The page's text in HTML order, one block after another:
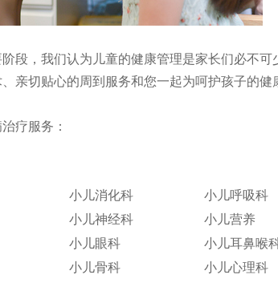
段，我们认为儿童的健康管理是家长们必不
亲切贴心的周到服务和您一起为呵护孩子的健
疗服务：
小儿消化科
小儿呼吸科
小儿神经科
小儿营养
小儿眼科
小儿耳鼻喉
小儿骨科
小儿心理科